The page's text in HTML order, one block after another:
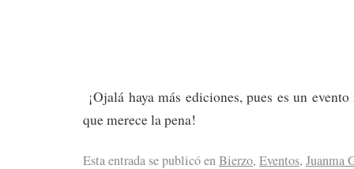
¡Ojalá haya más ediciones, pues es un
que merece la pena!
Esta entrada se publicó enBierzo, Eventos, Juanma